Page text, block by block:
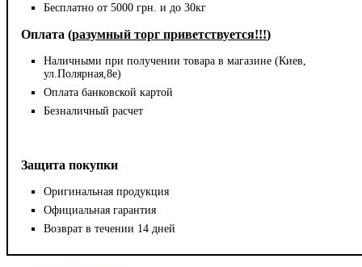
Бесплатно от 5000 грн. и до 30кг
Оплата (разумный торг приветствуется!!!)
Наличными при получении товара в магазине (Киев,
ул.Полярная,8е)
Оплата банковской картой
Безналичный расчет
Защита покупки
Оригинальная продукция
Официальная гарантия
Возврат в течении 14 дней